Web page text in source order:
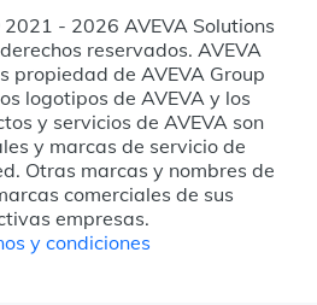
- 2026 AVEVA Solutions
reservados. AVEVA
propiedad de AVEVA Group
logotipos de AVEVA y los
y servicios de AVEVA son
y marcas de servicio de
Otras marcas y nombres de
comerciales de sus
empresas.
y condiciones